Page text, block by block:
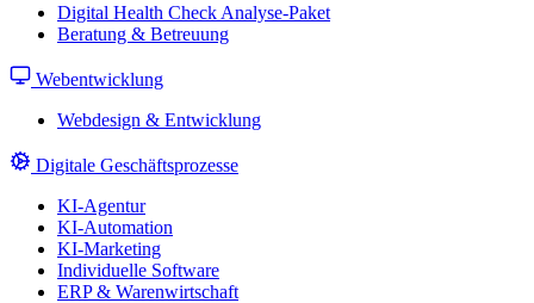
Digital Health Check Analyse-Paket
Beratung & Betreuung
Webentwicklung
Webdesign & Entwicklung
Digitale Geschäftsprozesse
KI-Agentur
KI-Automation
KI-Marketing
Individuelle Software
ERP & Warenwirtschaft